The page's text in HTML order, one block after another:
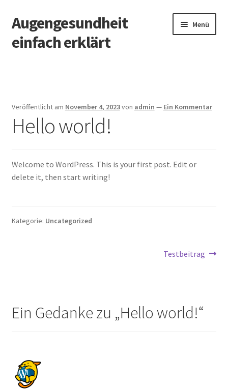
Zur
Navigation
springen
Zum
Inhalt
springen
Augengesundheit
einfach erklärt
Menü
Veröffentlicht am November 4, 2023von admin — Ein Kommentar
Hello world!
Welcome to WordPress. This is your first post. Edit or
delete it, then start writing!
Kategorie: Uncategorized
Nächster
Testbeitrag
Ein Gedanke zu „Hello world!“